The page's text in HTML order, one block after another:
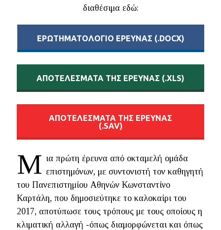
διαθέσιμα εδώ:
EΡΩΤΗΜΑΤΟΛΟΓΙΟ ΕΡΕΥΝΑΣ (.DOCX)
AΠΟΤΕΛΕΣΜΑΤΑ ΤΗΣ ΕΡΕΥΝΑΣ (.XLS)
ΑΠΟΤΕΛΕΣΜΑΤΑ ΤΗΣ ΕΡΕΥΝΑΣ
(.SAV)
Μ ια πρώτη έρευνα από οκταμελή ομάδα
επιστημόνων, με συντονιστή τον καθηγητή
του Πανεπιστημίου Αθηνών Κωνσταντίνο
Καρτάλη, που δημοσιεύτηκε το καλοκαίρι του
2017, αποτύπωσε τους τρόπους με τους οποίους η
κλιματική αλλαγή -όπως διαμορφώνεται και όπως